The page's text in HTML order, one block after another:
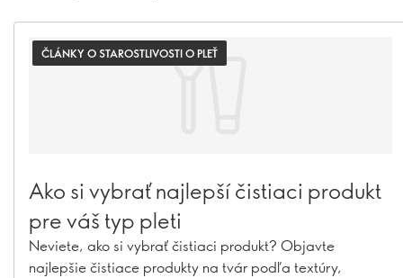
ČLÁNKY O STAROSTLIVOSTI O PLEŤ
Ako si vybrať najlepší čistiaci produkt
pre váš typ pleti
Neviete, ako si vybrať čistiaci produkt? Objavte
najlepšie čistiace produkty na tvár podľa textúry,